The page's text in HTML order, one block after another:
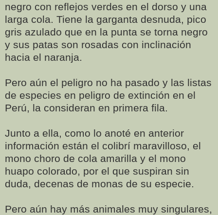
negro con reflejos verdes en el dorso y una
larga cola. Tiene la garganta desnuda, pico
gris azulado que en la punta se torna negro
y sus patas son rosadas con inclinación
hacia el naranja.
Pero aún el peligro no ha pasado y las listas
de especies en peligro de extinción en el
Perú, la consideran en primera fila.
Junto a ella, como lo anoté en anterior
información están el colibrí maravilloso, el
mono choro de cola amarilla y el mono
huapo colorado, por el que suspiran sin
duda, decenas de monas de su especie.
Pero aún hay más animales muy singulares,